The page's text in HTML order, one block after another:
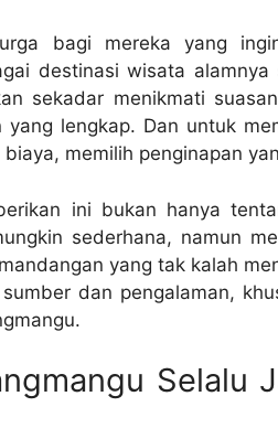
bagi mereka yang
destinasi wisata alamnya
sekadar menikmati
yang lengkap. Dan untuk
memilih penginapan
ini bukan hanya
sederhana, namun
yang tak kalah
dan pengalaman,
Selalu